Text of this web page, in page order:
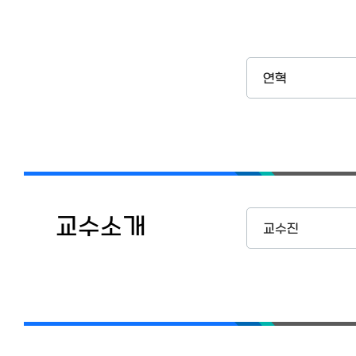
연혁
교수소개 교수진